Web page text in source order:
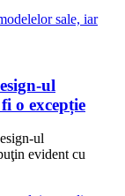
ul
o excepție
ul
evident cu